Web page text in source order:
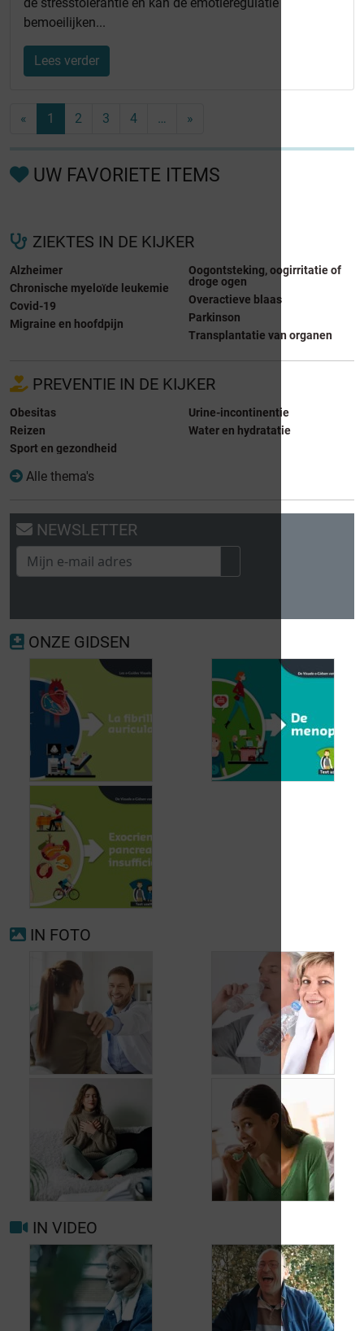
bemoeilijken...
Lees verder
« 1 2 3 4 … »
UW FAVORIETE ITEMS
ZIEKTES IN DE KIJKER
Alzheimer
Chronische myeloïde leukemie
Covid-19
Migraine en hoofdpijn
Oogontsteking, oogirritatie of
droge ogen
Overactieve blaas
Parkinson
Transplantatie van organen
PREVENTIE IN DE KIJKER
Obesitas
Reizen
Sport en gezondheid
Urine-incontinentie
Water en hydratatie
Alle thema's
NEWSLETTER
ONZE GIDSEN
Voorkamerfibrillatie
Exocriene pancreas-
insufficiëntie
IN FOTO
Wanneer opnieuw
uw arts raadplegen
bij migraine of
hoofdpijn?
Hoofdpijn dagelijks
voorkomen
Beter leven met
migraine in het
dagelijks leven
Trigger- en
risicofactoren voor
migraine en
hoofdpijn
IN VIDEO